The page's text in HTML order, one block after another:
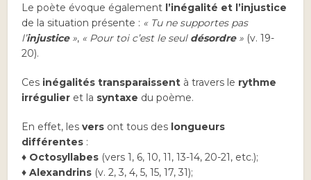
Le poète évoque également l’inégalité et l’injustice
de la situation présente : « Tu ne supportes pas
l’injustice», « Pour toi c’est le seul désordre» (v. 19-
20).
Ces inégalités transparaissent à travers le rythme
irrégulier et la syntaxe du poème.
En effet, lesvers ont tous des longueurs
différentes :
♦ Octosyllabes (vers 1, 6, 10, 11, 13-14, 20-21, etc.);
♦ Alexandrins (v. 2, 3, 4, 5, 15, 17, 31);